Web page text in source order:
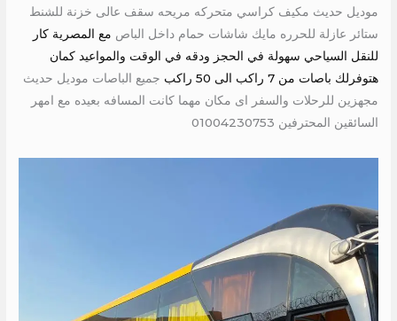
موديل حديث مكيف كراسي متحركه مريحه سقف عالى خزنة للشنط
ستائر عازلة للحرره مايك شاشات حمام داخل الباص مع المصرية كار
للنقل السياحي سهولة في الحجز ودقه في الوقت والمواعيد كمان
هتوفرلك باصات من 7 راكب الى 50 راكب
جميع الباصات موديل حديث
مجهزين للرحلات والسفر اى مكان مهما كانت المسافه بعيده مع امهر
السائقين المحترفين 01004230753